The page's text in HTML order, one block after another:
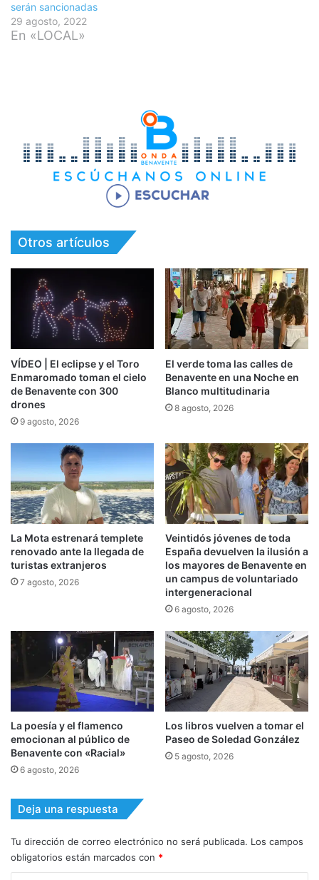
serán sancionadas
29 agosto, 2022
En «LOCAL»
Otros artículos
VÍDEO | El eclipse y el Toro
Enmaromado toman el cielo
de Benavente con 300
drones
9 agosto, 2026
El verde toma las calles de
Benavente en una Noche en
Blanco multitudinaria
8 agosto, 2026
La Mota estrenará templete
renovado ante la llegada de
turistas extranjeros
7 agosto, 2026
Veintidós jóvenes de toda
España devuelven la ilusión a
los mayores de Benavente en
un campus de voluntariado
intergeneracional
6 agosto, 2026
La poesía y el flamenco
emocionan al público de
Benavente con «Racial»
6 agosto, 2026
Los libros vuelven a tomar el
Paseo de Soledad González
5 agosto, 2026
Deja una respuesta
Tu dirección de correo electrónico no será publicada. Los campos
obligatorios están marcados con *